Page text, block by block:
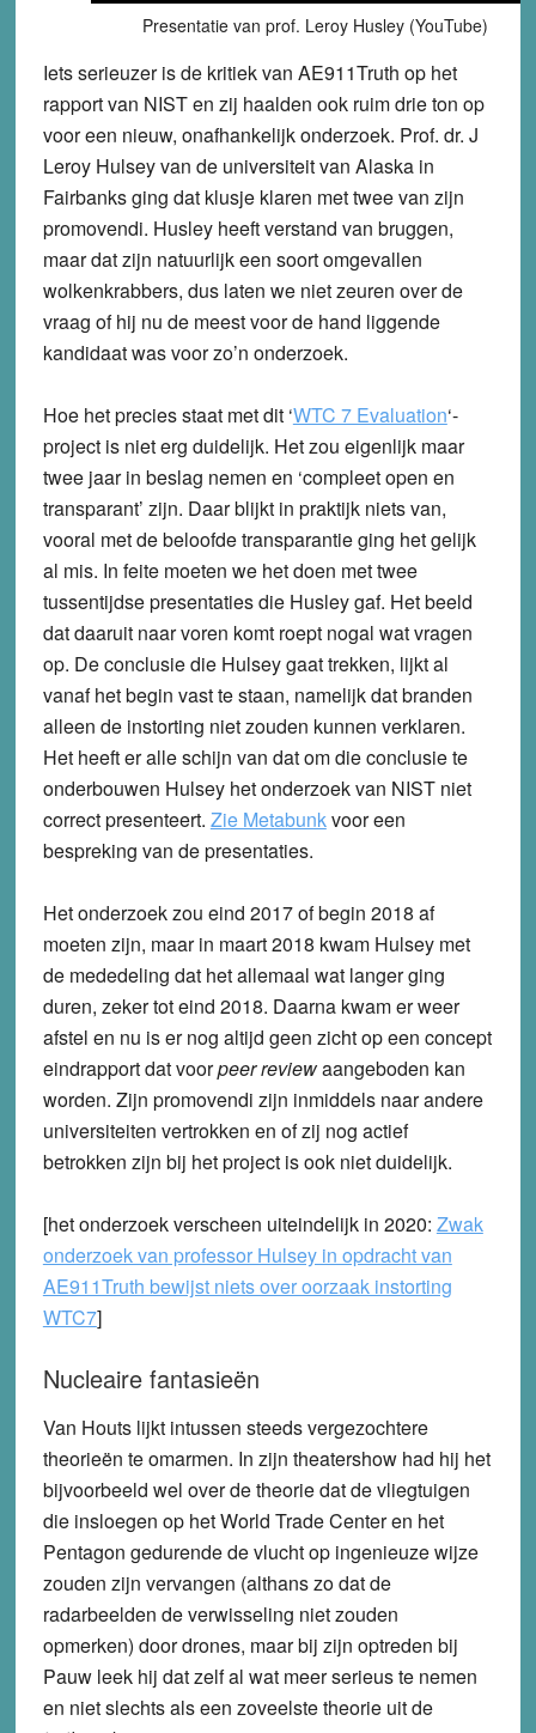
Presentatie van prof. Leroy Husley (YouTube)
Iets serieuzer is de kritiek van AE911Truth op het
rapport van NIST en zij haalden ook ruim drie ton op
voor een nieuw, onafhankelijk onderzoek. Prof. dr. J
Leroy Hulsey van de universiteit van Alaska in
Fairbanks ging dat klusje klaren met twee van zijn
promovendi. Husley heeft verstand van bruggen,
maar dat zijn natuurlijk een soort omgevallen
wolkenkrabbers, dus laten we niet zeuren over de
vraag of hij nu de meest voor de hand liggende
kandidaat was voor zo’n onderzoek.
Hoe het precies staat met dit ‘WTC 7 Evaluation‘-
project is niet erg duidelijk. Het zou eigenlijk maar
twee jaar in beslag nemen en ‘compleet open en
transparant’ zijn. Daar blijkt in praktijk niets van,
vooral met de beloofde transparantie ging het gelijk
al mis. In feite moeten we het doen met twee
tussentijdse presentaties die Husley gaf. Het beeld
dat daaruit naar voren komt roept nogal wat vragen
op. De conclusie die Hulsey gaat trekken, lijkt al
vanaf het begin vast te staan, namelijk dat branden
alleen de instorting niet zouden kunnen verklaren.
Het heeft er alle schijn van dat om die conclusie te
onderbouwen Hulsey het onderzoek van NIST niet
correct presenteert. Zie Metabunkvoor een
bespreking van de presentaties.
Het onderzoek zou eind 2017 of begin 2018 af
moeten zijn, maar in maart 2018 kwam Hulsey met
de mededeling dat het allemaal wat langer ging
duren, zeker tot eind 2018. Daarna kwam er weer
afstel en nu is er nog altijd geen zicht op een concept
eindrapport dat voorpeer reviewaangeboden kan
worden. Zijn promovendi zijn inmiddels naar andere
universiteiten vertrokken en of zij nog actief
betrokken zijn bij het project is ook niet duidelijk.
[het onderzoek verscheen uiteindelijk in 2020: Zwak
onderzoek van professor Hulsey in opdracht van
AE911Truth bewijst niets over oorzaak instorting
WTC7]
Nucleaire fantasieën
Van Houts lijkt intussen steeds vergezochtere
theorieën te omarmen. In zijn theatershow had hij het
bijvoorbeeld wel over de theorie dat de vliegtuigen
die insloegen op het World Trade Center en het
Pentagon gedurende de vlucht op ingenieuze wijze
zouden zijn vervangen (althans zo dat de
radarbeelden de verwisseling niet zouden
opmerken) door drones, maar bij zijn optreden bij
Pauw leek hij dat zelf al wat meer serieus te nemen
en niet slechts als een zoveelste theorie uit de